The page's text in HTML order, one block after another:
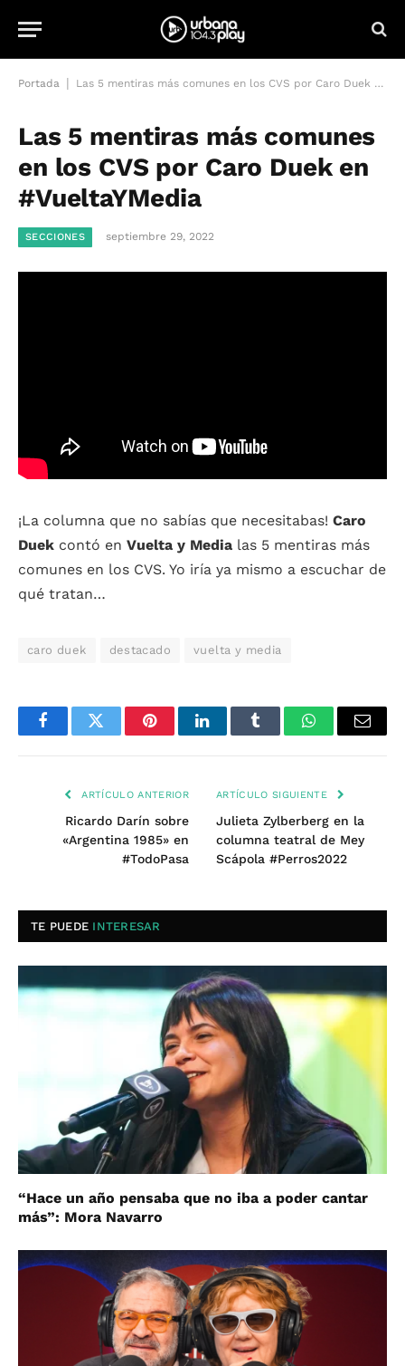
Portada Las 5 mentiras más comunes en los CVS por Caro Duek en #VueltaYMedia
Las 5 mentiras más comunes
en los CVS por Caro Duek en
#VueltaYMedia
SECCIONES septiembre 29, 2022
¡La columna que no sabías que necesitabas! Caro
Duek contó en Vuelta y Media las 5 mentiras más
comunes en los CVS. Yo iría ya mismo a escuchar de
qué tratan…
caro duek destacado vuelta y media
FacebookTwitter PinterestLinkedInTumblr WhatsAppEmail
ARTÍCULO ANTERIOR
Ricardo Darín sobre
«Argentina 1985» en
#TodoPasa
ARTÍCULO SIGUIENTE
Julieta Zylberberg en la
columna teatral de Mey
Scápola #Perros2022
TE PUEDE INTERESAR
“Hace un año pensaba que no iba a poder cantar
más”: Mora Navarro